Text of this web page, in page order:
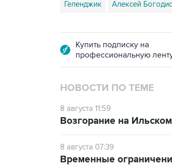
Геленджик Алексей
Купить подписку на
профессиональную
НОВОСТИ ПО ТЕМЕ
8 августа 11:59
Возгорание на
8 августа 07:39
Временные